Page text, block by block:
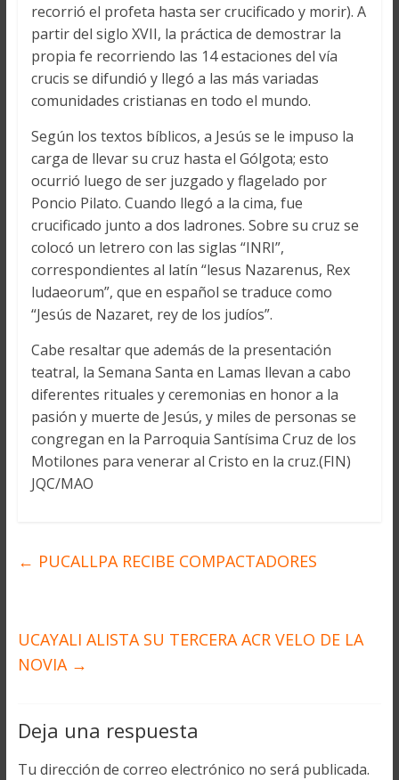
recorrió el profeta hasta ser crucificado y morir). A
partir del siglo XVII, la práctica de demostrar la
propia fe recorriendo las 14 estaciones del vía
crucis se difundió y llegó a las más variadas
comunidades cristianas en todo el mundo.
Según los textos bíblicos, a Jesús se le impuso la
carga de llevar su cruz hasta el Gólgota; esto
ocurrió luego de ser juzgado y flagelado por
Poncio Pilato. Cuando llegó a la cima, fue
crucificado junto a dos ladrones. Sobre su cruz se
colocó un letrero con las siglas “INRI”,
correspondientes al latín “lesus Nazarenus, Rex
ludaeorum”, que en español se traduce como
“Jesús de Nazaret, rey de los judíos”.
Cabe resaltar que además de la presentación
teatral, la Semana Santa en Lamas llevan a cabo
diferentes rituales y ceremonias en honor a la
pasión y muerte de Jesús, y miles de personas se
congregan en la Parroquia Santísima Cruz de los
Motilones para venerar al Cristo en la cruz.(FIN)
JQC/MAO
← PUCALLPA RECIBE COMPACTADORES
UCAYALI ALISTA SU TERCERA ACR VELO DE LA
NOVIA →
Deja una respuesta
Tu dirección de correo electrónico no será publicada.